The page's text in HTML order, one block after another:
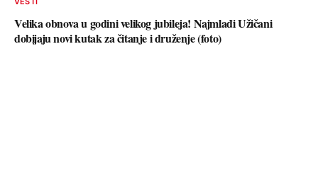
Velika obnova u godini velikog jubileja! Najmlađi Užičani
dobijaju novi kutak za čitanje i druženje (foto)